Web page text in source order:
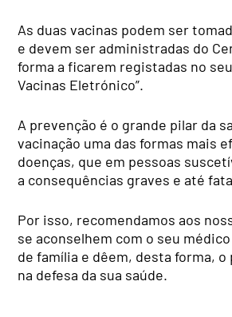
As duas vacinas podem ser
e devem ser administradas do
forma a ficarem registadas no
Vacinas Eletrónico”.
A prevenção é o grande pilar da
vacinação uma das formas mais
doenças, que em pessoas
a consequências graves e até
Por isso, recomendamos aos
se aconselhem com o seu
de família e dêem, desta forma,
na defesa da sua saúde.